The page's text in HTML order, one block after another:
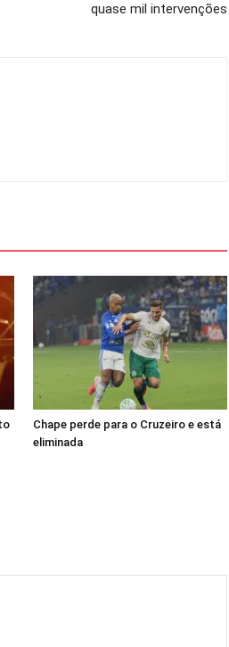
quase mil intervenções
Chape perde para o Cruzeiro e está
eliminada